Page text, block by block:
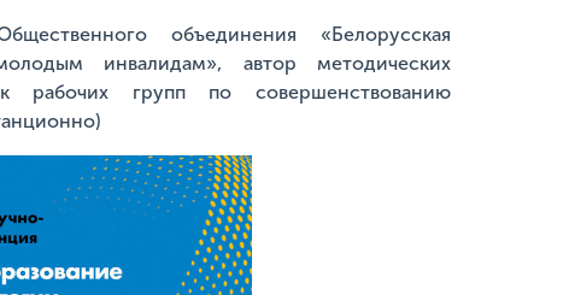
объединения «Белорусская
инвалидам», автор методических
рабочих групп по совершенствованию